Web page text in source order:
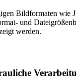
Bildformaten wie
und
werden.